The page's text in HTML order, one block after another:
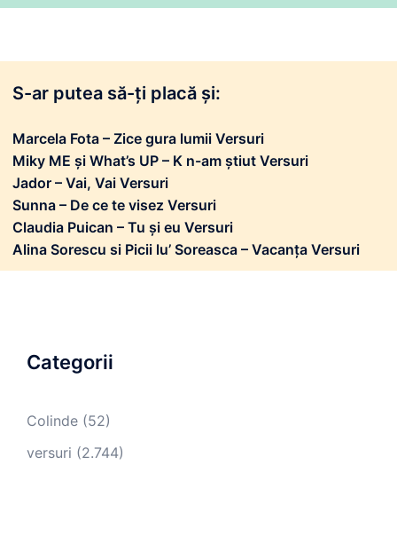
S-ar putea să-ți placă și:
Marcela Fota – Zice gura lumii Versuri
Miky ME și What’s UP – K n-am știut Versuri
Jador – Vai, Vai Versuri
Sunna – De ce te visez Versuri
Claudia Puican – Tu și eu Versuri
Alina Sorescu si Picii lu’ Soreasca – Vacanța Versuri
Categorii
Colinde (52)
versuri (2.744)